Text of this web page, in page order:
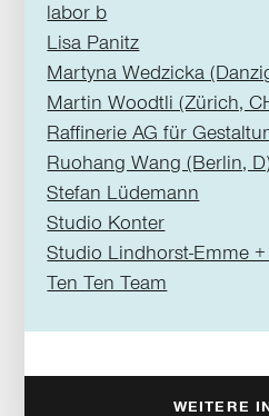
labor b
Lisa Panitz
Martyna Wedzicka
Martin Woodtli (Zürich,
Raffinerie AG für
Ruohang Wang (Berlin,
Stefan Lüdemann
Studio Konter
Studio Lindhorst-Emme
Ten Ten Team
WEITERE